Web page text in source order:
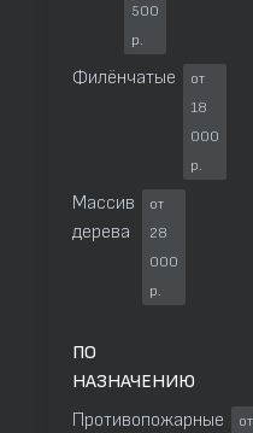
500
р.
Филёнчатые
от
18
000
р.
Массив
дерева
от
28
000
р.
ПО
НАЗНАЧЕНИЮ
Противопожарные